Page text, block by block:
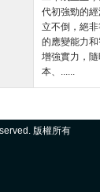
代初強勁的
立不倒，絕
的應變能力
增強實力，
本、......
版權所有